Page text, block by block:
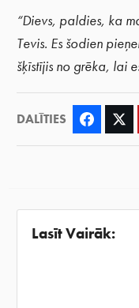
“Dievs, paldies, ka
Tevis. Es šodien
šķīstījis no grēka, lai
DALĪTIES Facebook
Lasīt Vairāk: